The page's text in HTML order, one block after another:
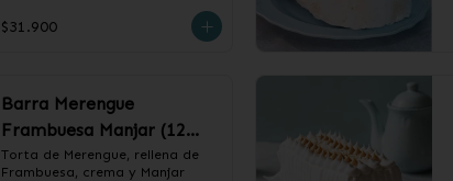
❄️ Producto Congelado
$31.900
Barra Merengue
Frambuesa Manjar (12
-14 personas)
Torta de Merengue, rellena de
Frambuesa, crema y Manjar